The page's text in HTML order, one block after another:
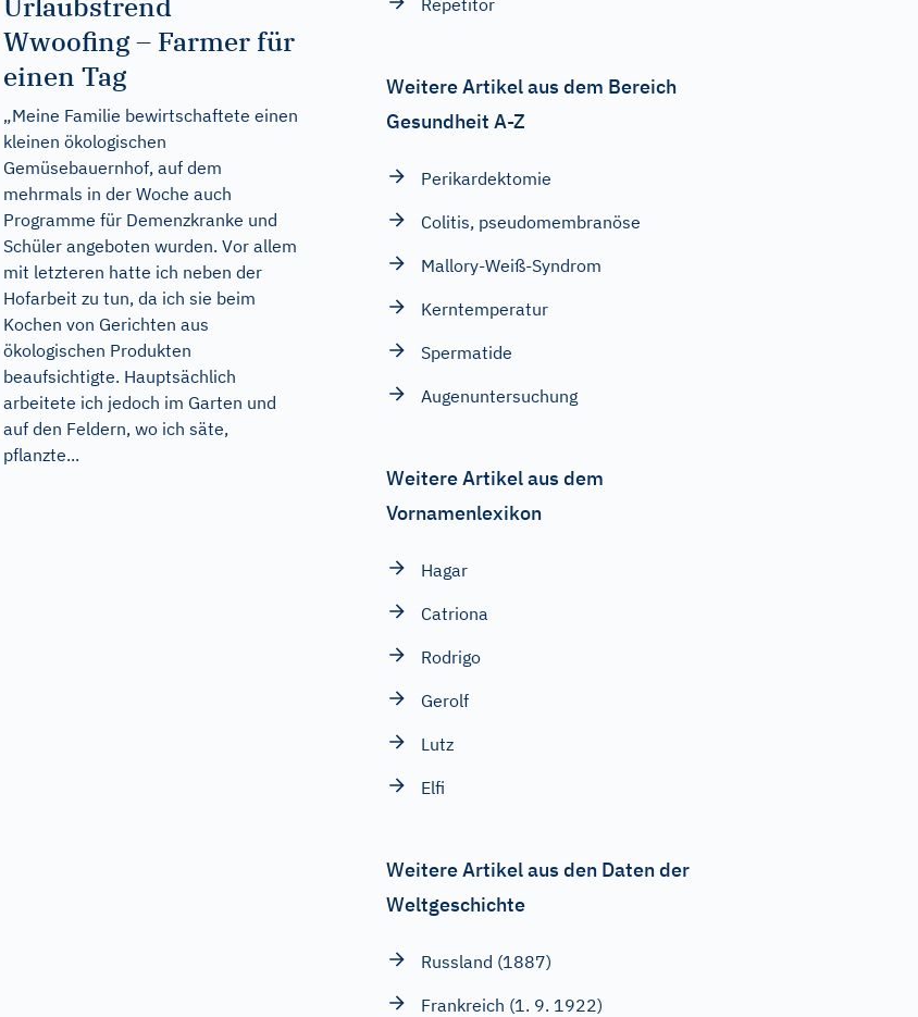
Wwoofing – Farmer für
einen Tag
„Meine Familie bewirtschaftete einen
kleinen ökologischen
Gemüsebauernhof, auf dem
mehrmals in der Woche auch
Programme für Demenzkranke und
Schüler angeboten wurden. Vor allem
mit letzteren hatte ich neben der
Hofarbeit zu tun, da ich sie beim
Kochen von Gerichten aus
ökologischen Produkten
beaufsichtigte. Hauptsächlich
arbeitete ich jedoch im Garten und
auf den Feldern, wo ich säte,
pflanzte...
Repetitor
Weitere Artikel aus dem Bereich
Gesundheit A-Z
Perikardektomie
Colitis, pseudomembranöse
Mallory-Weiß-Syndrom
Kerntemperatur
Spermatide
Augenuntersuchung
Weitere Artikel aus dem
Vornamenlexikon
Hagar
Catriona
Rodrigo
Gerolf
Lutz
Elfi
Weitere Artikel aus den Daten der
Weltgeschichte
Russland (1887)
Frankreich (1. 9. 1922)